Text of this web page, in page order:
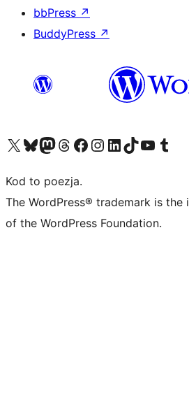
bbPress ↗
BuddyPress ↗
Odwiedź nasze konto X (dawniej Twitter)
Odwiedź nasze konto Bluesky
Odwiedź nasze konto na Mastodoncie
Odwiedź naszego Threadsa
Odwiedź naszego Facebooka
Odwiedź nasze konto na Instagramie
Odwiedź nasze konto na LinkedIn
Odwiedź naszego TikToka
Odwiedź nasz kanał
Odwiedź
Kod to poezja.
The WordPress® trademark is
of the WordPress Foundation.